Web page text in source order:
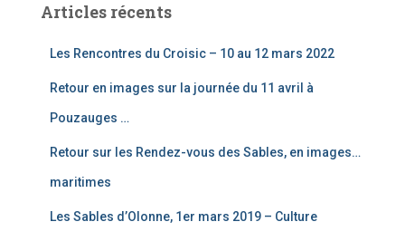
rArticles récents
Les Rencontres du Croisic – 10 au 12 mars 2022
Retour en images sur la journée du 11 avril à
Pouzauges …
Retour sur les Rendez-vous des Sables, en images…
maritimes
Les Sables d’Olonne, 1er mars 2019 – Culture